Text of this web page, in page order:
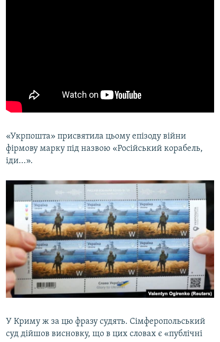
«Укрпошта» присвятила цьому епізоду війни
фірмову марку під назвою «Російський корабель,
іди...».
У Криму ж за цю фразу судять. Сімферопольський
суд дійшов висновку, що в цих словах є «публічні